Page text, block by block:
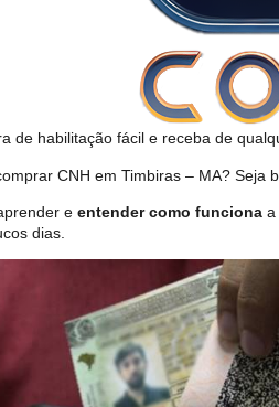
de habilitação fácil e receba de
CNH em Timbiras – MA? Seja
e entender como funciona a
dias.